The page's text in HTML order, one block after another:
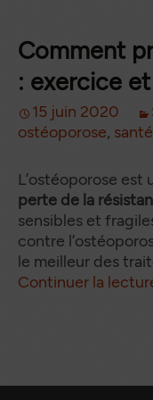
Comment
: exercice
15 juin 2020
ostéoporose, santé
L’ostéoporose est
perte de la
sensibles et
contre
le meilleur des
Continuer la